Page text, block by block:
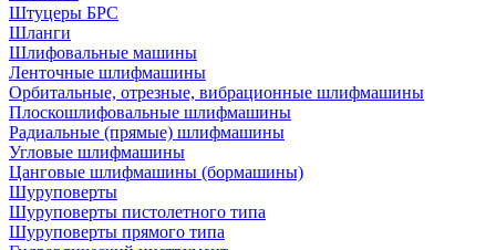
Штуцеры БРС
Шланги
Шлифовальные машины
Ленточные шлифмашины
Орбитальные, отрезные, вибрационные шлифмашины
Плоскошлифовальные шлифмашины
Радиальные (прямые) шлифмашины
Угловые шлифмашины
Цанговые шлифмашины (бормашины)
Шуруповерты
Шуруповерты пистолетного типа
Шуруповерты прямого типа